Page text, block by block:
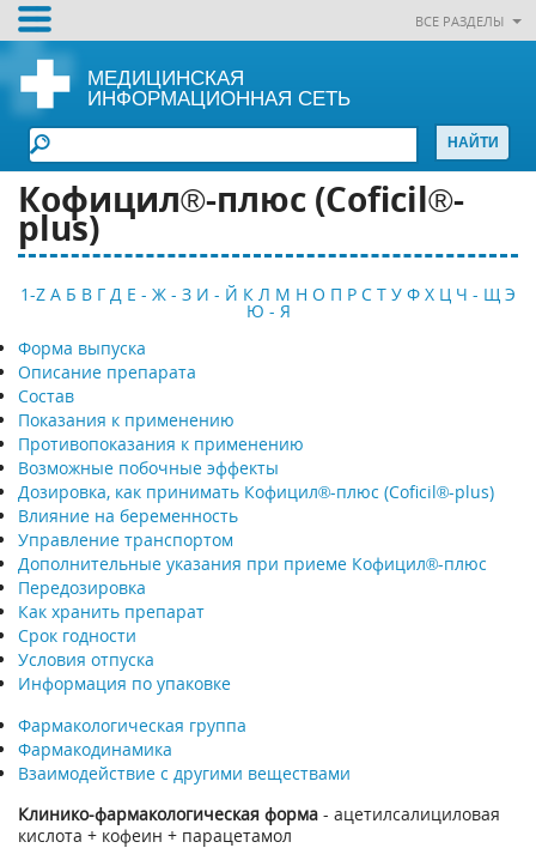
ВСЕ РАЗДЕЛЫ
МЕДИЦИНСКАЯ
ИНФОРМАЦИОННАЯ СЕТЬ
Кофицил®-плюс (Coficil®-
plus)
1-Z А Б В Г Д Е - Ж - З И - Й К Л М Н О П Р С Т У Ф Х Ц Ч - Щ Э
Ю - Я
Форма выпуска
Описание препарата
Состав
Показания к применению
Противопоказания к применению
Возможные побочные эффекты
Дозировка, как принимать Кофицил®-плюс (Coficil®-plus)
Влияние на беременность
Управление транспортом
Дополнительные указания при приеме Кофицил®-плюс
Передозировка
Как хранить препарат
Срок годности
Условия отпуска
Информация по упаковке
Фармакологическая группа
Фармакодинамика
Взаимодействие с другими веществами
Клинико-фармакологическая форма - ацетилсалициловая
кислота + кофеин + парацетамол